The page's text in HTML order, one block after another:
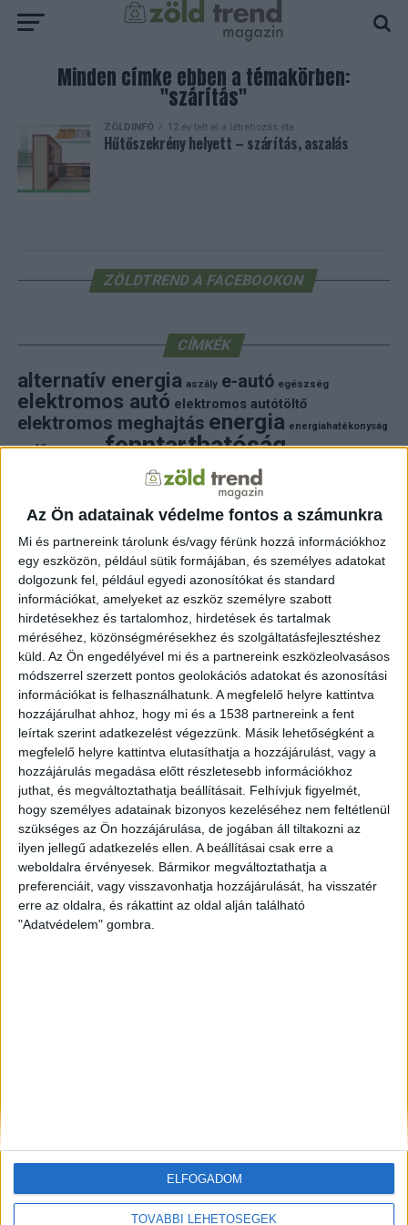
Az Ön adatainak védelme fontos a számunkra
Mi és partnereink tárolunk és/vagy férünk hozzá információkhoz
egy eszközön, például sütik formájában, és személyes adatokat
dolgozunk fel, például egyedi azonosítókat és standard
információkat, amelyeket az eszköz személyre szabott
hirdetésekhez és tartalomhoz, hirdetések és tartalmak
méréséhez, közönségmérésekhez és szolgáltatásfejlesztéshez
küld. Az Ön engedélyével mi és a partnereink eszközleolvasásos
módszerrel szerzett pontos geolokációs adatokat és azonosítási
információkat is felhasználhatunk. A megfelelő helyre kattintva
hozzájárulhat ahhoz, hogy mi és a 1538 partnereink a fent
leírtak szerint adatkezelést végezzünk. Másik lehetőségként a
megfelelő helyre kattintva elutasíthatja a hozzájárulást, vagy a
hozzájárulás megadása előtt részletesebb információkhoz
juthat, és megváltoztathatja beállításait. Felhívjuk figyelmét,
hogy személyes adatainak bizonyos kezeléséhez nem feltétlenül
szükséges az Ön hozzájárulása, de jogában áll tiltakozni az
ilyen jellegű adatkezelés ellen. A beállításai csak erre a
weboldalra érvényesek. Bármikor megváltoztathatja a
preferenciáit, vagy visszavonhatja hozzájárulását, ha visszatér
erre az oldalra, és rákattint az oldal alján található
"Adatvédelem" gombra.
TOVÁBBI LEHETŐSÉGEK
ELFOGADOM
Minden címke ebben a témakörben:
"szárítás"
ZÖLDINFÓ 12 év telt el a létrehozás óta
Hűtőszekrény helyett – szárítás, aszalás
ZÖLDTREND A FACEBOOKON
CÍMKÉK
alternatív energia aszály e-autó egészség
elektromos autó elektromos autótöltő
elektromos meghajtás energia energiahatékonyság
erdő fejlesztés fenntarthatóság fotovoltaikus
hulladék időjárás klímaváltozás
környezet
környezetvédelem környezetvédelmi hírek
közlekedés megújuló energia mezőgazdaság
napelemnapelemeknapenergia
naperőmű solar solar energy szelektiv hulladék természet
természetvédelem villamosenergia villanyautó víz
autó
zöld energia zöld energiaforrás zöld hirek
állatvédelem áram életmód újrahasznosítás
FRISS HÍREK
ZÖLDINFÓ 12 másodperc telt el a létrehozás óta
A szakértők szerint egyre nagyobb figyelmet
érdemel a nyári légszennyezés
ZÖLDINFÓ 6 perc telt el a létrehozás óta
Nem állhat le teljesen a krskói atomerőmű, a hálózat
stabilitása a tét
ZÖLDINFÓ 14 óra telt el a létrehozás óta
Budapest zöldterületeit a kánikulában is öntözni kell
– a Főkert indokolta a korlátozást
ZÖLDINFÓ 14 óra telt el a létrehozás óta